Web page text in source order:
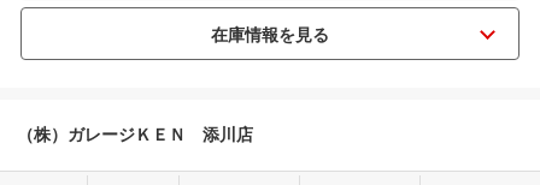
（株）ガレージＫＥＮ 添川店